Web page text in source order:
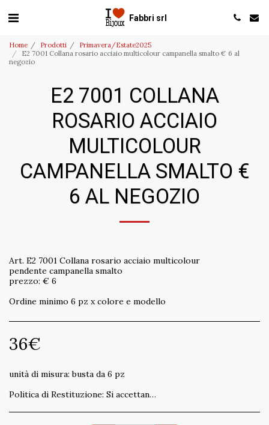
Fabbri srl
Home Prodotti
Primavera/Estate2025
E2 7001 Collana rosario acciaio multicolour campanella smalto € 6 al
negozio
E2 7001 COLLANA
ROSARIO ACCIAIO
MULTICOLOUR
CAMPANELLA SMALTO €
6 AL NEGOZIO
Art. E2 7001 Collana rosario acciaio multicolour
pendente campanella smalto
prezzo: € 6
Ordine minimo 6 pz x colore e modello
36€
unità di misura: busta da 6 pz
Politica di Restituzione: Si accettano resi non conformi all&#039;ordine entro 15 gg. Spedizione a carico del Cliente